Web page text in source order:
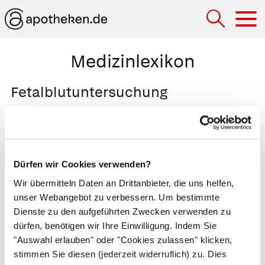
Dürfen wir Cookies verwenden?
Wir übermitteln Daten an Drittanbieter, die uns helfen,
unser Webangebot zu verbessern. Um bestimmte
Dienste zu den aufgeführten Zwecken verwenden zu
dürfen, benötigen wir Ihre Einwilligung. Indem Sie
"Auswahl erlauben" oder "Cookies zulassen" klicken,
stimmen Sie diesen (jederzeit widerruflich) zu. Dies
Medizinlexikon
Fetalblutuntersuchung
Untersuchung des kindlichen Bluts während
der Geburt. Die Untersuchung ist notwendig,
hinweist. Nach demBlasensprung
Arzt die Kopfhaut des Kindes ein und gewinnt
so einige Bluttropfen zur Untersuchung. Er
bestimmt denpH-Wert des Bluts , aus dem er
den Grad des Sauerstoffmangels abschätzt.
Ein pH-Wert von 7,3 ist normal. Sinkt er in der